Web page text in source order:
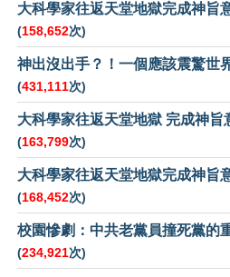
大科學家往返天堂地獄完成神旨
(158,652次)
神出沒出手？！一個應該震驚世
(431,111次)
大科學家往返天堂地獄 完成神旨
(163,799次)
大科學家往返天堂地獄完成神旨
(168,452次)
校園慘劇：中共老黨員撞死黨的
(234,921次)